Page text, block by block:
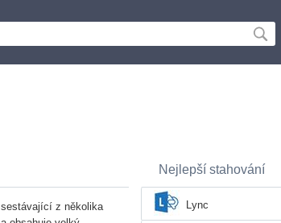
z několika
Nejlepší stahování
Lync